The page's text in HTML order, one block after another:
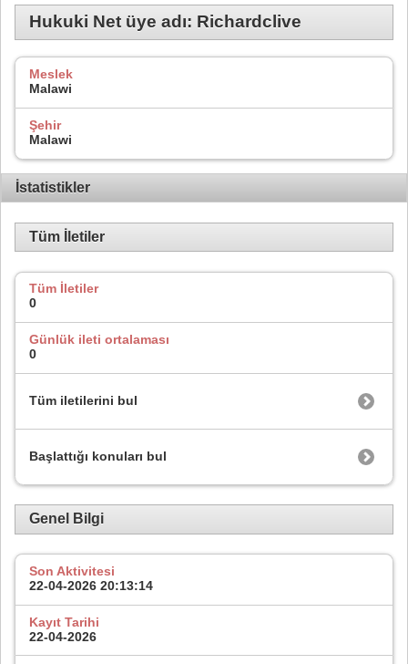
Hukuki Net üye adı: Richardclive
Meslek
Malawi
Şehir
Malawi
İstatistikler
Tüm İletiler
Tüm İletiler
0
Günlük ileti ortalaması
0
Tüm iletilerini bul
Başlattığı konuları bul
Genel Bilgi
Son Aktivitesi
22-04-2026 20:13:14
Kayıt Tarihi
22-04-2026